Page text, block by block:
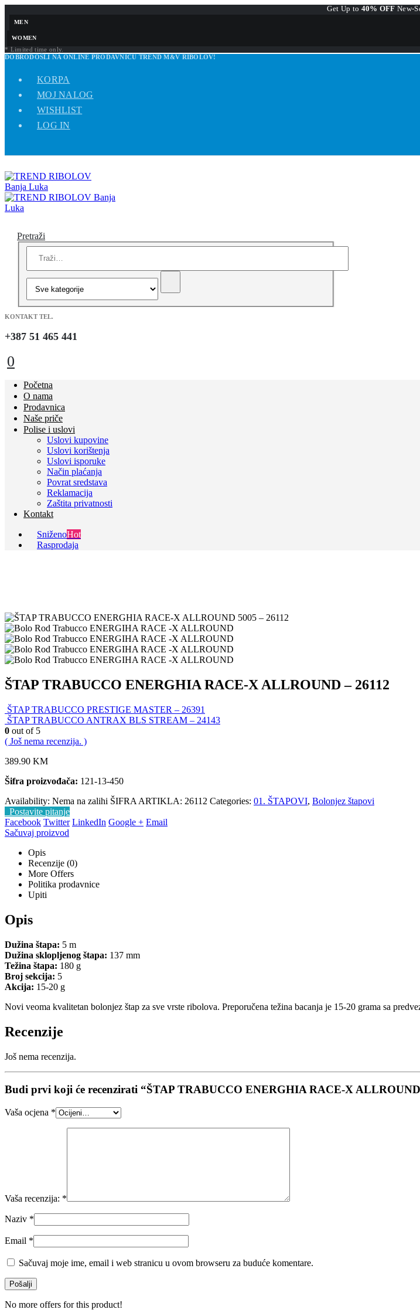
Get Up to 40% OFF New-
MEN
WOMEN
* Limited time only.
DOBRODOŠLI NA ONLINE PRODAVNICU TREND M&V RIBOLOV!
KORPA
MOJ NALOG
WISHLIST
LOG IN
Pretraži
KONTAKT TEL.
+387 51 465 441
0
Početna
O nama
Prodavnica
Naše priče
Polise i uslovi
Uslovi kupovine
Uslovi korištenja
Uslovi isporuke
Način plaćanja
Povrat sredstava
Reklamacija
Zaštita privatnosti
Kontakt
SniženoHot
Rasprodaja
ŠTAP TRABUCCO ENERGHIA RACE-X ALLROUND – 26112
ŠTAP TRABUCCO PRESTIGE MASTER – 26391
ŠTAP TRABUCCO ANTRAX BLS STREAM – 24143
0 out of 5
( Još nema recenzija. )
389.90 KM
Šifra proizvođača: 121-13-450
Availability: Nema na zalihi ŠIFRA ARTIKLA: 26112 Categories: 01. ŠTAPOVI, Bolonjez štapovi
Postavite pitanje
Facebook Twitter LinkedIn Google + Email
Sačuvaj proizvod
Opis
Recenzije (0)
More Offers
Politika prodavnice
Upiti
Opis
Dužina štapa: 5 m
Dužina sklopljenog štapa: 137 mm
Težina štapa: 180 g
Broj sekcija: 5
Akcija: 15-20 g
Novi veoma kvalitetan bolonjez štap za sve vrste ribolova. Preporučena težina bacanja je 15-20 grama sa
Recenzije
Još nema recenzija.
Budi prvi koji će recenzirati “ŠTAP TRABUCCO ENERGHIA RACE-X ALLROUND
Vaša ocjena *
Vaša recenzija: *
Naziv *
Email *
Sačuvaj moje ime, email i web stranicu u ovom browseru za buduće komentare.
No more offers for this product!